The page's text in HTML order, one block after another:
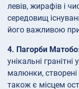
левів, жирафів і
середовищ
його важливою
4. Пагорби
унікальні
малюнки,
також є місцем